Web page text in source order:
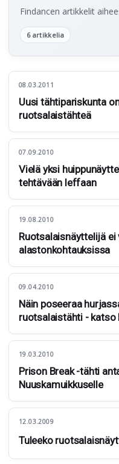
Findancen artikkelit
6 artikkelia
08.03.2011
Uusi tähtipariskunta
ruotsalaistähteä
07.09.2010
Vielä yksi
tehtävään leffaan
19.08.2010
Ruotsalaisnäyttelijä ei
alastonkohtauksissa
09.04.2010
Näin poseeraa
ruotsalaistähti - katso
19.03.2010
Prison Break -tähti
Nuuskamuikkuselle
12.03.2009
Tuleeko